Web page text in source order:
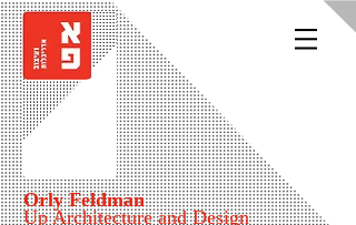
Orly Feldman
Up Architecture and Design